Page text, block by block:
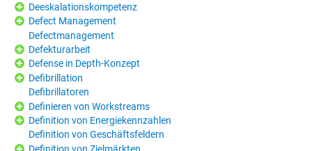
Deeskalationskompetenz
Defect Management
Defectmanagement
Defekturarbeit
Defense in Depth-Konzept
Defibrillation
Defibrillatoren
Definieren von Workstreams
Definition von Energiekennzahlen
Definition von Geschäftsfeldern
Definition von Zielmärkten